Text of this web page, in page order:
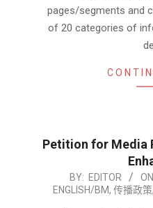
pages/segments and
of 20 categories of
Petition for Media
04-
BY: EDITOR
ENGLISH/BM, 传播政策,